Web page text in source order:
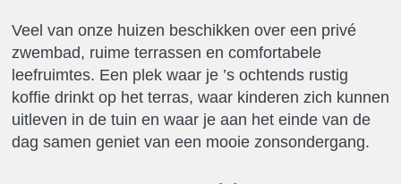
Veel van onze huizen beschikken over een privé
zwembad, ruime terrassen en comfortabele
leefruimtes. Een plek waar je ’s ochtends rustig
koffie drinkt op het terras, waar kinderen zich kunnen
uitleven in de tuin en waar je aan het einde van de
dag samen geniet van een mooie zonsondergang.